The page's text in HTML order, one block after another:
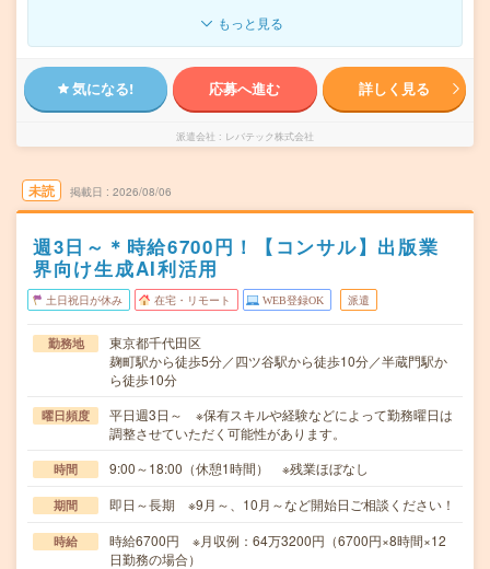
もっと見る
気になる! 応募へ進む 詳しく見る
派遣会社 レバテック株式会社
未読 掲載日 2026/08/06
週3日～＊時給6700円！【コンサル】出版業
界向け生成AI利活用
土日祝日が休み 在宅・リモート WEB登録OK 派遣
勤務地
東京都千代田区
麹町駅から徒歩5分／四ツ谷駅から徒歩10分／半蔵門駅か
ら徒歩10分
曜日頻度
平日週3日～ ※保有スキルや経験などによって勤務曜日は
調整させていただく可能性があります。
時間 9:00～18:00（休憩1時間） ※残業ほぼなし
期間 即日～長期 ※9月～、10月～など開始日ご相談ください！
時給
時給6700円 ※月収例：64万3200円（6700円×8時間×12
日勤務の場合）